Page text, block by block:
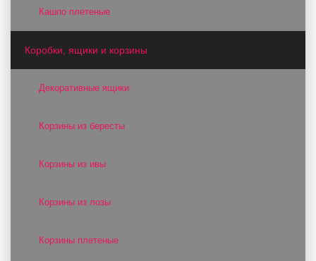
Кашпо плетеные
Коробки, ящики и корзины
Декоративные ящики
Корзины из бересты
Корзины из ивы
Корзины из лозы
Корзины плетеные